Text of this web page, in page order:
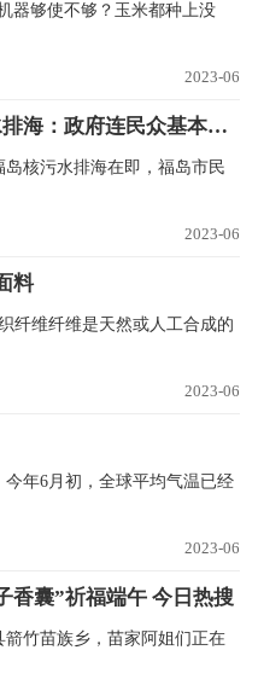
器够使不够？玉米都种上没
2023-06
日本福岛市民游行反对核污水排海：政府连民众基本疑问都不回答 天天快讯
核污水排海在即，福岛市民
2023-06
料
纤维纤维是天然或人工合成的
2023-06
年6月初，全球平均气温已经
2023-06
香囊”祈福端午 今日热搜
竹苗族乡，苗家阿姐们正在